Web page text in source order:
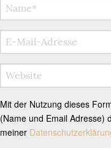
Mit der Nutzung dieses
(Name und Email Adresse)
meiner